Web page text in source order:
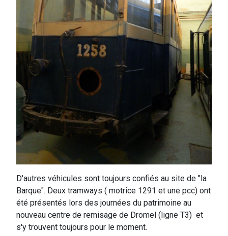
D'autres véhicules sont toujours confiés au site de "la
Barque". Deux tramways ( motrice 1291 et une pcc) ont
été présentés lors des journées du patrimoine au
nouveau centre de remisage de Dromel (ligne T3) et
s'y trouvent toujours pour le moment.